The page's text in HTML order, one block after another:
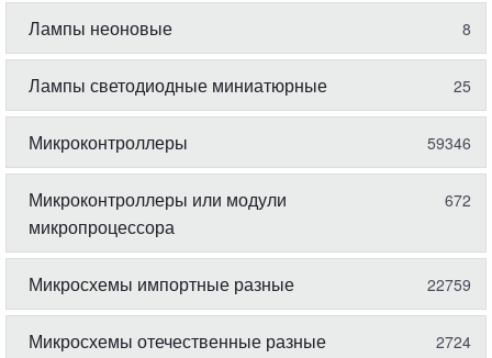
Лампы неоновые 8
Лампы светодиодные миниатюрные 25
Микроконтроллеры 59346
Микроконтроллеры или модули
микропроцессора
672
Микросхемы импортные разные 22759
Микросхемы отечественные разные 2724